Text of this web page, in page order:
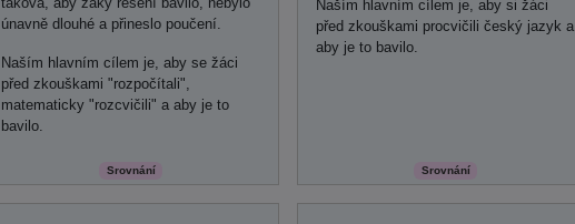
únavně dlouhé a přineslo poučení.
Naším hlavním cílem je, aby se žáci
před zkouškami "rozpočítali",
matematicky "rozcvičili" a aby je to
bavilo.
Srovnání
Naším hlavním cílem je, aby si žáci
před zkouškami procvičili český jazyk a
aby je to bavilo.
Srovnání